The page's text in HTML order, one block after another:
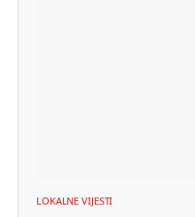
LOKALNE VIJESTI